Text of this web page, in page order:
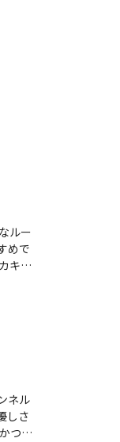
ルー
めで
寄
冬
るこ
こと
ネル
しさ